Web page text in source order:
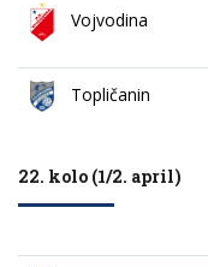
Vojvodina
Topličanin
22. kolo (1/2. april)